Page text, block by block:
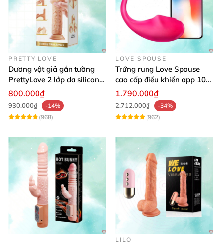
PRETTY LOVE
Dương vật giả gắn tường
PrettyLove 2 lớp da silicon
mềm mịn không rung
800.000₫
930.000₫
-14%
(968)
LOVE SPOUSE
Trứng rung Love Spouse
cao cấp điều khiển app 10
chế độ rung cực khoái toàn
1.790.000₫
2.712.000₫
-34%
(962)
LILO